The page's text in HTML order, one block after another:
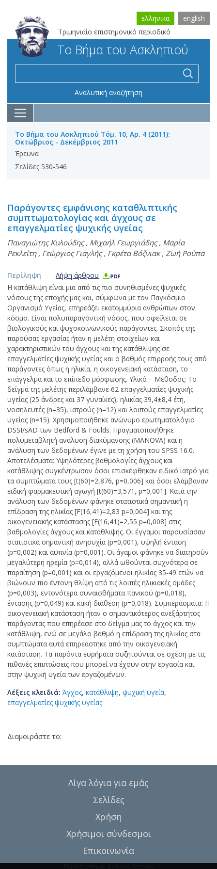
Τριμηνιαίο επιστημονικό περιοδικό
ελληνικα english
Το Βήμα του Ασκληπιού
Αναλυτική αναζήτηση
Το Βήμα του Ασκληπιού Τόμ. 10, Αρ. 4 (2011):
Οκτώβριος - Δεκέμβριος 2011
Έρευνα
Σελίδες 530-546
Παράγοντες εμφάνισης καταθλιπτικής
συμπτωματολογίας και άγχους σε
επαγγελματίες ψυχικής υγείας
Παναγιώτης Κυλούδης, Μιχαήλ Γεωργιάδης, Μαρία
Ρεκλείτη, Γεώργιος Γιαγλής, Γκρέτα Βόζνιακ, Ζωή Ρούπα
Περίληψη
Λήψη άρθρου
Η κατάθλιψη είναι μια από τις πιο συνηθισμένες ψυχικές
νόσους της εποχής μας και, σύμφωνα με τον Παγκόσμιο
Οργανισμό Υγείας, επηρεάζει εκατομμύρια ανθρώπων στον
κόσμο. Είναι πολυπαραγοντική νόσος, που οφείλεται σε
βιολογικούς και ψυχοκοινωνικούς παράγοντες. Σκοπός της
παρούσας εργασίας ήταν η μελέτη στοιχείων και
χαρακτηριστικών του άγχους και της κατάθλιψης σε
επαγγελματίες ψυχικής υγείας και ο βαθμός επιρροής τους από
παράγοντες όπως η ηλικία, η οικογενειακή κατάσταση, το
επάγγελμα και το επίπεδο μόρφωσης. Υλικό – Μέθοδος: Το
δείγμα της μελέτης περιλάμβανε 62 επαγγελματίες ψυχικής
υγείας (25 άνδρες και 37 γυναίκες), ηλικίας 39,4±8,4 έτη,
νοσηλευτές (n=35), ιατρούς (n=12) και λοιπούς επαγγελματίες
υγείας (n=15). Χρησιμοποιήθηκε ανώνυμο ερωτηματολόγιο
DSSI/sAD των Bedford & Foulds. Πραγματοποιήθηκε
πολυμεταβλητή ανάλυση διακύμανσης (MANOVA) και η
ανάλυση των δεδομένων έγινε με τη χρήση του SPSS 16.0.
Αποτελέσματα: Υψηλότερες βαθμολογίες άγχους και
κατάθλιψης συγκέντρωσαν όσοι επισκέφθηκαν ειδικό ιατρό για
τα συμπτώματά τους [t(60)=2,876, p=0,006] και όσοι ελάμβαναν
ειδική φαρμακευτική αγωγή [t(60)=3,571, p=0,001]. Κατά την
ανάλυση των δεδομένων φάνηκε στατιστικά σημαντική η
επίδραση της ηλικίας [F(16,41)=2,83 p=0,004] και της
οικογενειακής κατάστασης [F(16,41)=2,55 p=0,008] στις
βαθμολογίες άγχους και κατάθλιψης. Οι έγγαμοι παρουσίασαν
στατιστικά σημαντική ανησυχία (p=0,001), υψηλή ένταση
(p=0,002) και αϋπνία (p=0,001). Οι άγαμοι φάνηκε να διατηρούν
μεγαλύτερη ηρεμία (p=0,014), αλλά ωθούνται συχνότερα σε
παραίτηση (p=0,001) και οι εργαζόμενοι ηλικίας 35-49 ετών να
βιώνουν πιο έντονη θλίψη από τις λοιπές ηλικιακές ομάδες
(p=0,003), εντονότερα συναισθήματα πανικού (p=0,018),
έντασης (p=0,049) και κακή διάθεση (p=0,018). Συμπεράσματα: Η
οικογενειακή κατάσταση ήταν ο σημαντικότερος ανεξάρτητος
παράγοντας που επηρέασε στο δείγμα μας το άγχος και την
κατάθλιψη, ενώ σε μεγάλο βαθμό η επίδραση της ηλικίας στα
συμπτώματα αυτά επηρεάστηκε από την οικογενειακή
κατάσταση. Τα παρόντα ευρήματα συζητούνται σε σχέση με τις
πιθανές επιπτώσεις που μπορεί να έχουν στην εργασία και
στην ψυχική υγεία των εργαζομένων.
Λέξεις κλειδιά: Άγχος, κατάθλιψη, ψυχική υγεία,
επαγγελματίες ψυχικής υγείας
Διαμοιράστε το:
Λίγα λόγια για εμάς
Σελίδες
Χρήση
Χρήσιμοι σύνδεσμοι
Επικοινωνία
Πανεπιστήμιο Δυτικής Αττικής